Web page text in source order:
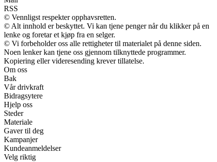
RSS
© Vennligst respekter opphavsretten.
© Alt innhold er beskyttet. Vi kan tjene penger når du klikker på en
lenke og foretar et kjøp fra en selger.
© Vi forbeholder oss alle rettigheter til materialet på denne siden.
Noen lenker kan tjene oss gjennom tilknyttede programmer.
Kopiering eller videresending krever tillatelse.
Om oss
Bak
Vår drivkraft
Bidragsytere
Hjelp oss
Steder
Materiale
Gaver til deg
Kampanjer
Kundeanmeldelser
Velg riktig